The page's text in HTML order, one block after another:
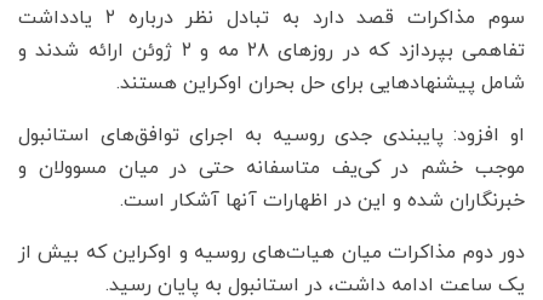
سوم مذاکرات قصد دارد به تبادل نظر درباره ۲ یادداشت
تفاهمی بپردازد که در روزهای ۲۸ مه و ۲ ژوئن ارائه شدند و
شامل پیشنهادهایی برای حل بحران اوکراین هستند.
او افزود: پایبندی جدی روسیه به اجرای توافق‌های استانبول
موجب خشم در کی‌یف متاسفانه حتی در میان مسوولان و
خبرنگاران شده و این در اظهارات آنها آشکار است.
دور دوم مذاکرات میان هیات‌های روسیه و اوکراین که بیش از
یک ساعت ادامه داشت، در استانبول به پایان رسید.